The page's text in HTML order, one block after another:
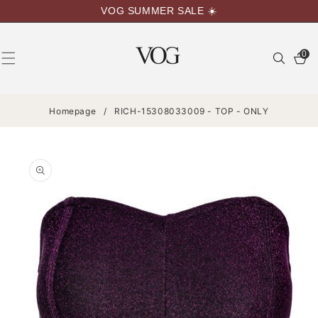
CONTENUTI
VOG SUMMER SALE ☀️
0
Homepage / RICH-15308033009 - TOP - ONLY
SUL
PRODOTTO